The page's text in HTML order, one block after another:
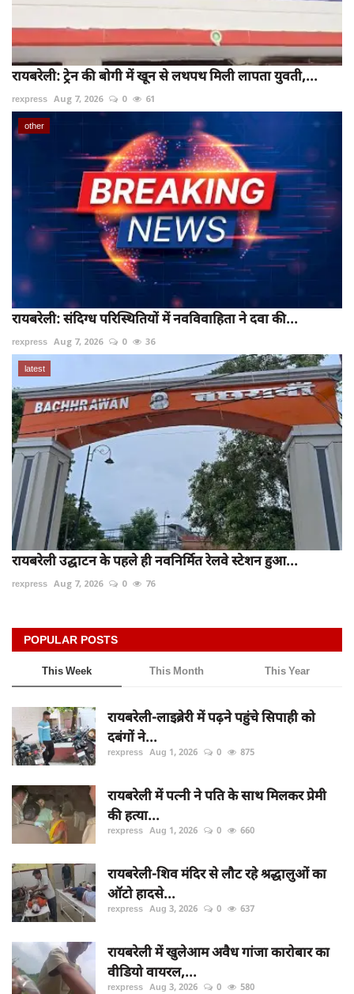
रायबरेली: ट्रेन की बोगी में खून से लथपथ मिली लापता युवती,...
rexpress Aug 7, 2026 0 61
other
रायबरेली: संदिग्ध परिस्थितियों में नवविवाहिता ने दवा की...
rexpress Aug 7, 2026 0 36
latest
रायबरेली उद्घाटन के पहले ही नवनिर्मित रेलवे स्टेशन हुआ...
rexpress Aug 7, 2026 0 76
POPULAR POSTS
This Week This Month This Year
रायबरेली-लाइब्रेरी में पढ़ने पहुंचे सिपाही को
दबंगों ने...
rexpress Aug 1, 2026 0 875
रायबरेली में पत्नी ने पति के साथ मिलकर प्रेमी
की हत्या...
rexpress Aug 1, 2026 0 660
रायबरेली-शिव मंदिर से लौट रहे श्रद्धालुओं का
ऑटो हादसे...
rexpress Aug 3, 2026 0 637
रायबरेली में खुलेआम अवैध गांजा कारोबार का
वीडियो वायरल,...
rexpress Aug 3, 2026 0 580